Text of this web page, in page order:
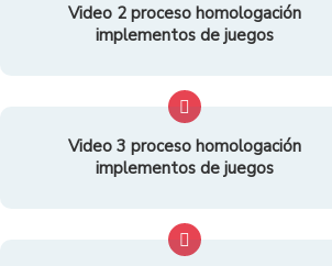
Video 2 proceso homologación
implementos de juegos
Video 3 proceso homologación
implementos de juegos